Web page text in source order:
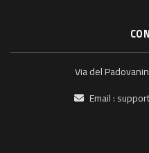
Via del
Email :